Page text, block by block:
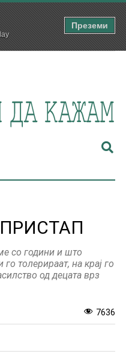
со години и што
толерираат, на крај го
од децата врз
7636
Преземи